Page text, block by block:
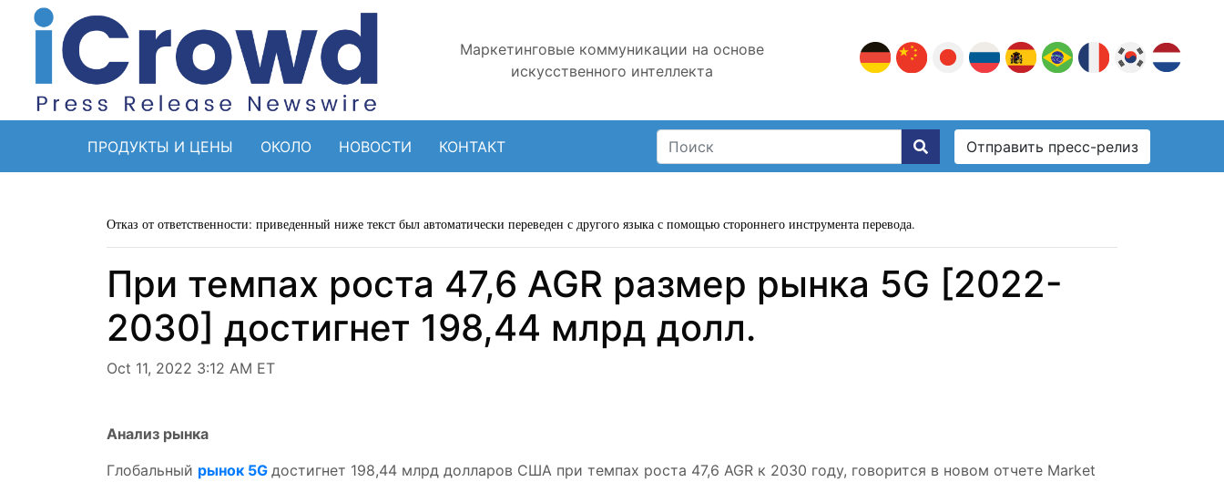
Маркетинговые коммуникации на основе
искусственного интеллекта
ПРОДУКТЫ И ЦЕНЫ ОКОЛО НОВОСТИ КОНТАКТ Отправить пресс-релиз
Отказ от ответственности: приведенный ниже текст был автоматически переведен с другого языка с помощью стороннего инструмента перевода.
При темпах роста 47,6 AGR размер рынка 5G [2022-
2030] достигнет 198,44 млрд долл.
Oct 11, 2022 3:12 AM ET
Анализ рынка
Глобальный рынок 5G достигнет 198,44 млрд долларов США при темпах роста 47,6 AGR к 2030 году, говорится в новом отчете Market